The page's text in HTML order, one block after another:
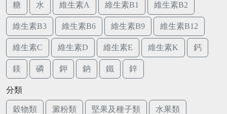
糖 水 維生素A 維生素B1 維生素B2
維生素B3 維生素B6 維生素B9 維生素B12
維生素C 維生素D 維生素E 維生素K 鈣
鎂 磷 鉀 鈉 鐵 鋅
分類
穀物類 澱粉類 堅果及種子類 水果類